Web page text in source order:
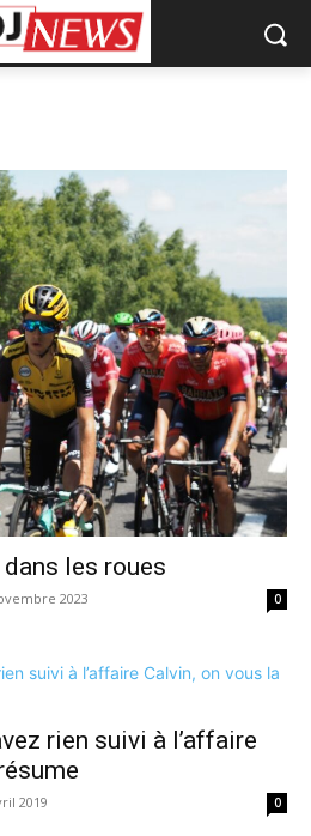
les roues
2023 0
rien suivi à l’affaire
2019 0